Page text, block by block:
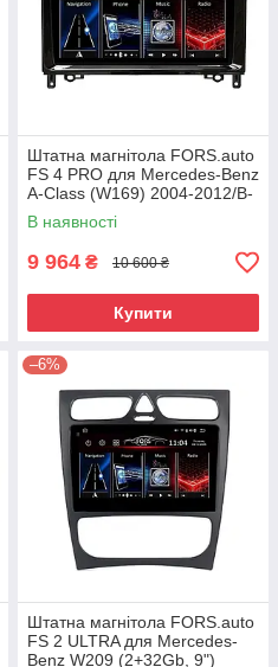
Штатна магнітола FORS.auto
FS 4 PRO для Mercedes-Benz
A-Class (W169) 2004-2012/B-
Class (W245) 2005-2011/Vito
В наявності
9 964 ₴ 10 600 ₴
Купити
–6%
Штатна магнітола FORS.auto
FS 2 ULTRA для Mercedes-
Benz W209 (2+32Gb, 9")